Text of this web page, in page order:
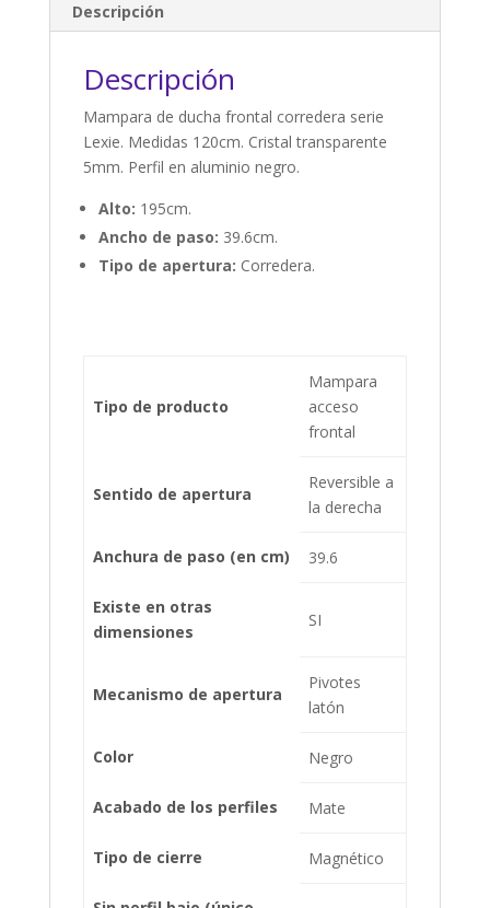
Descripción
Descripción
Mampara de ducha frontal corredera serie
Lexie. Medidas 120cm. Cristal transparente
5mm. Perfil en aluminio negro.
Alto: 195cm.
Ancho de paso: 39.6cm.
Tipo de apertura: Corredera.
Tipo de producto
Mampara
acceso
frontal
Sentido de apertura
Reversible a
la derecha
Anchura de paso (en cm) 39.6
Existe en otras
dimensiones
SI
Mecanismo de apertura
Pivotes
latón
Color Negro
Acabado de los perfiles Mate
Tipo de cierre Magnético